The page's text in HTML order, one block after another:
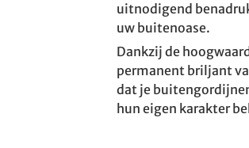
uitnodigend
uw buitenoase.
Dankzij de
permanent briljant
dat je
hun eigen karakter